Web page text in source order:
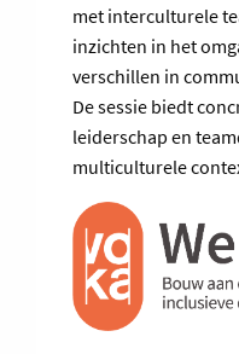
met interculturele
inzichten in het
verschillen in
De sessie biedt
leiderschap en
multiculturele